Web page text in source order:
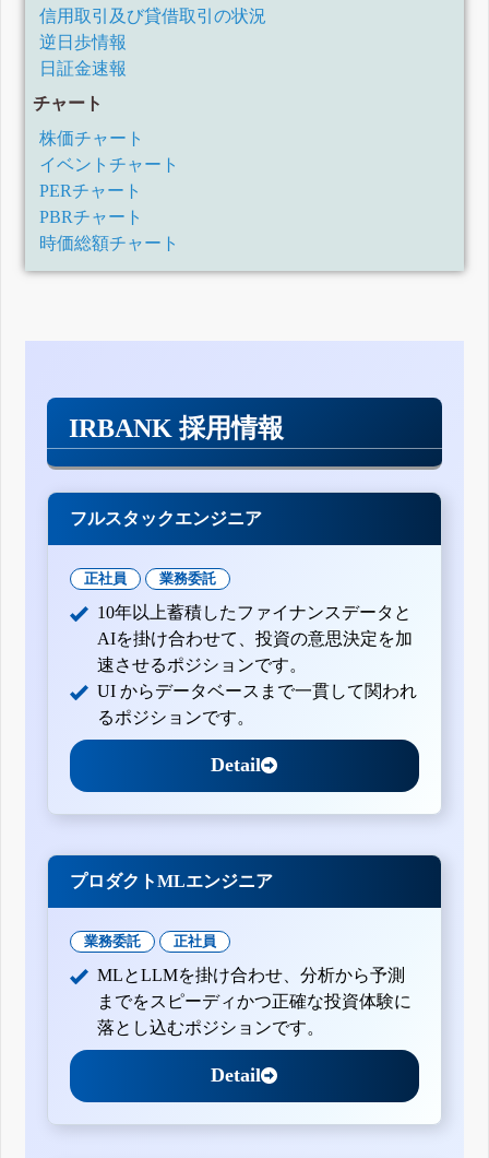
信用取引及び貸借取引の状況
逆日歩情報
日証金速報
チャート
株価チャート
イベントチャート
PERチャート
PBRチャート
時価総額チャート
IRBANK 採用情報
フルスタックエンジニア
正社員 業務委託
10年以上蓄積したファイナンスデータと
AIを掛け合わせて、投資の意思決定を加
速させるポジションです。
UI からデータベースまで一貫して関われ
るポジションです。
Detail
プロダクトMLエンジニア
業務委託 正社員
MLとLLMを掛け合わせ、分析から予測
までをスピーディかつ正確な投資体験に
落とし込むポジションです。
Detail